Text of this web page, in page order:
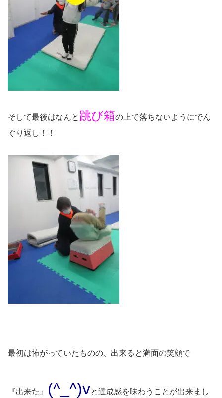
そして最後はなんと 跳び箱の上で落ちないようにでん
ぐり返し！！
最初は怖がっていたものの、出来ると満面の笑顔で
『出来た』 (^_^)vと達成感を味わうことが出来まし